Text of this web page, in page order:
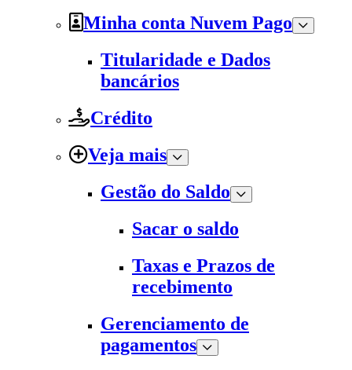
Minha conta Nuvem Pago
Titularidade e Dados
bancários
Crédito
Veja mais
Gestão do Saldo
Sacar o saldo
Taxas e Prazos de
recebimento
Gerenciamento de
pagamentos